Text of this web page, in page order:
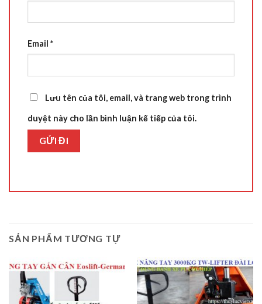
Email *
Lưu tên của tôi, email, và trang web trong trình
duyệt này cho lần bình luận kế tiếp của tôi.
SẢN PHẨM TƯƠNG TỰ